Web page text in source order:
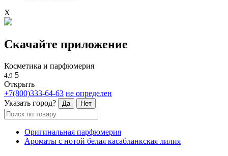
X
Скачайте приложение
Косметика и парфюмерия
4.9 5
Открыть
+7(800)333-64-63 не определен
Указать город?
Да Нет
Оригинальная парфюмерия
Ароматы с нотой белая касабланкская лилия